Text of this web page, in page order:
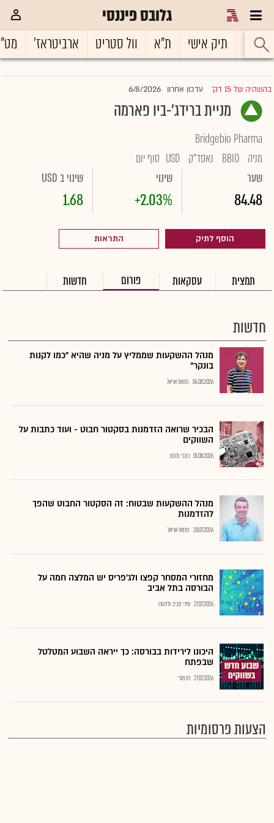
גלובס פיננסי
ראשי תיק אישי ת"א וול סטריט ארביטראז'
בהשהיה של 15 דק' |עדכון אחרון 6/8/2026
מניית ברידג'-ביו פארמה
Bridgebio Pharma
מניה BBIO נאסד"ק USD סוף יום
שער
84.48
שינוי
+2.03%
שינוי ב USD
1.68
הוסף לתיק התראות
תמצית עסקאות פורום חדשות
חדשות
מנהל ההשקעות שממליץ על מניה שהיא "כמו לקנות
בונקר"
04.08.2026 נתנאל אריאל
הבכיר שרואה הזדמנות בסקטור חבוט - ועוד כתבות על
השווקים
01.08.2026 כתבי גלובס
מנהל ההשקעות שבטוח: זה הסקטור החבוט שהפך
להזדמנות
28.07.2026 נתנאל אריאל
מחזורי המסחר קפצו ולג'פריס יש המלצה חמה על
הבורסה בתל אביב
27.07.2026 שירי חביב-ולדהורן
היכונו לירידות בבורסה: כך ייראה השבוע המטלטל
שבפתח
27.07.2026 רם מורי
הצעות פרסומיות